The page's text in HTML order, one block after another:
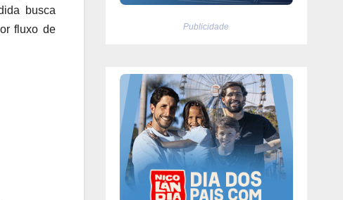
busca
fluxo de
Publicidade